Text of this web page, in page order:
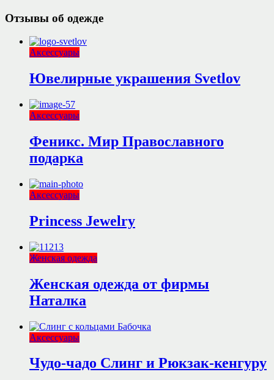
Отзывы об одежде
Аксессуары
Ювелирные украшения Svetlov
Аксессуары
Феникс. Мир Православного
подарка
Аксессуары
Princess Jewelry
Женская одежда
Женская одежда от фирмы
Наталка
Аксессуары
Чудо-чадо Слинг и Рюкзак-кенгуру